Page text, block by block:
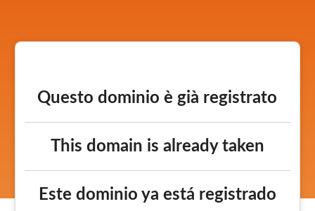
Questo dominio è già registrato
This domain is already taken
Este dominio ya está registrado